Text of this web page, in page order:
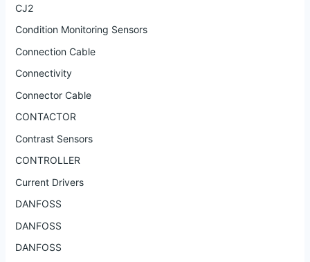
CJ2
Condition Monitoring Sensors
Connection Cable
Connectivity
Connector Cable
CONTACTOR
Contrast Sensors
CONTROLLER
Current Drivers
DANFOSS
DANFOSS
DANFOSS